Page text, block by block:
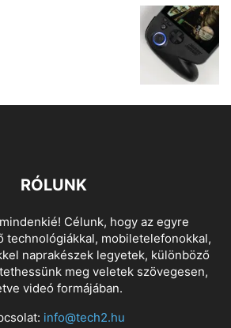
RÓLUNK
Célunk, hogy az egyre
technológiákkal, mobiletelefonokkal,
naprakészek legyetek, különböző
meg veletek szövegesen,
videó formájában.
info@tech2.hu